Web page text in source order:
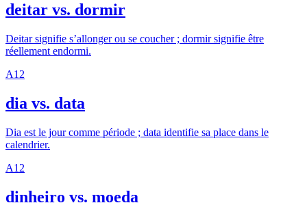
deitar vs. dormir
Deitar signifie s’allonger ou se coucher ; dormir signifie être
réellement endormi.
A1 2
dia vs. data
Dia est le jour comme période ; data identifie sa place dans le
calendrier.
A1 2
dinheiro vs. moeda